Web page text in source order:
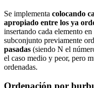
Se implementa colocando
apropiado entre los ya
insertando cada elemento
subconjunto previamente
pasadas (siendo N el
el caso medio y peor, pero
ordenadas.
Ordenación por